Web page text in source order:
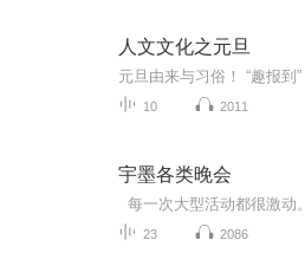
人文文化之元旦
10 2011
宇墨各类晚会
每一次大型活动都很激动。
23 2086